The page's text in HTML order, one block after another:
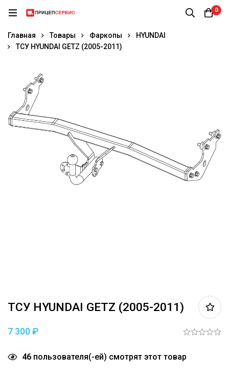
0
Главная Товары Фаркопы
HYUNDAI
ТСУ HYUNDAI GETZ (2005-2011)
ТСУ HYUNDAI GETZ (2005-2011)
7 300₽
46 пользователя(-ей) смотрят этот товар